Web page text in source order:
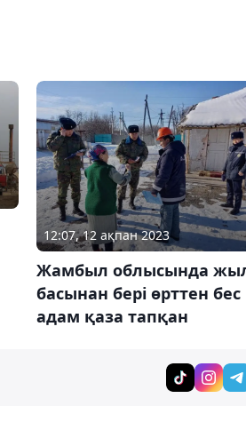
12:07, 12 ақпан 2023
Жамбыл облысында
басынан бері өрттен бес
адам қаза тапқан